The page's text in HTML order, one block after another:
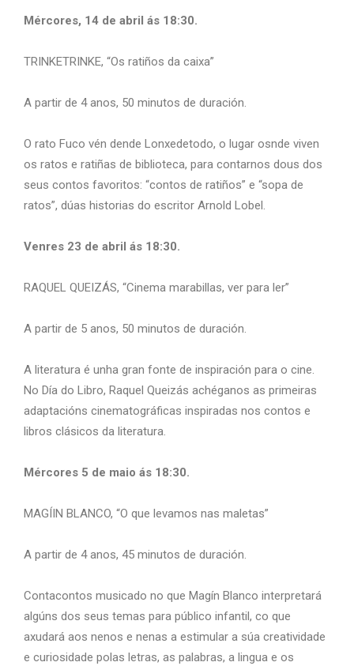
Mércores, 14 de abril ás 18:30.
TRINKETRINKE, “Os ratiños da caixa”
A partir de 4 anos, 50 minutos de duración.
O rato Fuco vén dende Lonxedetodo, o lugar osnde viven
os ratos e ratiñas de biblioteca, para contarnos dous dos
seus contos favoritos: “contos de ratiños” e “sopa de
ratos”, dúas historias do escritor Arnold Lobel.
Venres 23 de abril ás 18:30.
RAQUEL QUEIZÁS, “Cinema marabillas, ver para ler”
A partir de 5 anos, 50 minutos de duración.
A literatura é unha gran fonte de inspiración para o cine.
No Día do Libro, Raquel Queizás achéganos as primeiras
adaptacións cinematográficas inspiradas nos contos e
libros clásicos da literatura.
Mércores 5 de maio ás 18:30.
MAGÍIN BLANCO, “O que levamos nas maletas”
A partir de 4 anos, 45 minutos de duración.
Contacontos musicado no que Magín Blanco interpretará
algúns dos seus temas para público infantil, co que
axudará aos nenos e nenas a estimular a súa creatividade
e curiosidade polas letras, as palabras, a lingua e os